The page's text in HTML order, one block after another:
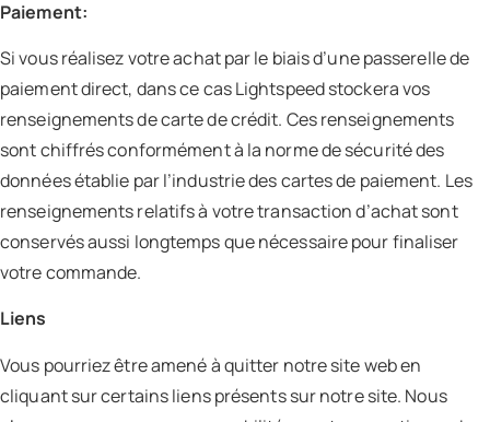
Paiement:
Si vous réalisez votre achat par le biais d’une passerelle de
paiement direct, dans ce cas Lightspeed stockera vos
renseignements de carte de crédit. Ces renseignements
sont chiffrés conformément à la norme de sécurité des
données établie par l’industrie des cartes de paiement. Les
renseignements relatifs à votre transaction d’achat sont
conservés aussi longtemps que nécessaire pour finaliser
votre commande.
Liens
Vous pourriez être amené à quitter notre site web en
cliquant sur certains liens présents sur notre site. Nous